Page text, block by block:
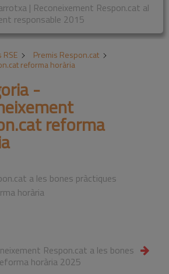
| Reconeixement Respon.cat al
responsable 2015
RSE Premis Respon.cat
reforma horària
-
reforma
a les bones pràctiques
horària
Respon.cat a les bones
horària 2025